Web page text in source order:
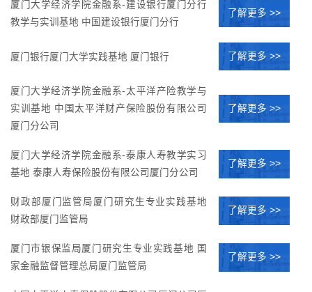
厦门大学经济学院金融系-建设银行厦门分行
教学与实训基地 中国建设银行厦门分行
了解更多 >>
厦门银行厦门大学实践基地 厦门银行 了解更多 >>
厦门大学经济学院金融系-太平洋产险教学与
实训基地 中国太平洋财产保险股份有限公司
厦门分公司
了解更多 >>
厦门大学经济学院金融系-泰康人寿教学实习
基地 泰康人寿保险股份有限公司厦门分公司
了解更多 >>
财政部厦门监管局厦门研究生专业实践基地
财政部厦门监管局
了解更多 >>
厦门市银保监局厦门研究生专业实践基地 国
家金融监督管理总局厦门监管局
了解更多 >>